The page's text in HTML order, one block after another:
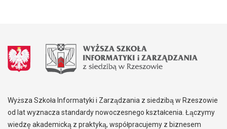
Wyższa Szkoła Informatyki i Zarządzania z siedzibą w Rzeszowie
od lat wyznacza standardy nowoczesnego kształcenia. Łączymy
wiedzę akademicką z praktyką, współpracujemy z biznesem